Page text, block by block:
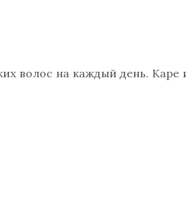
волос на каждый день. Каре